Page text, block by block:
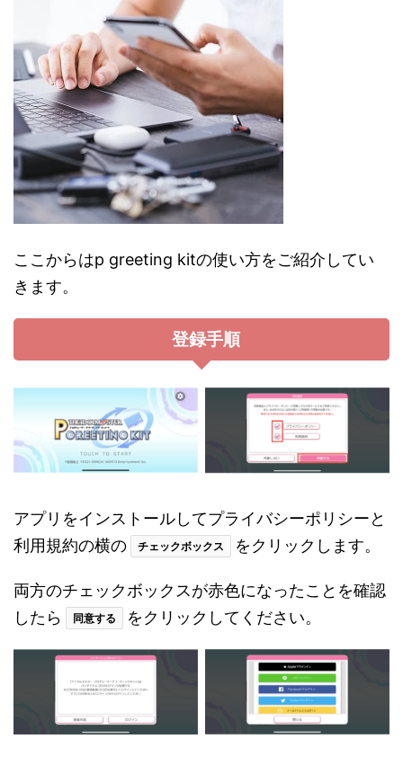
ここからはp greeting kitの使い方をご紹介してい
きます。
登録手順
アプリをインストールしてプライバシーポリシーと
利用規約の横の
チェックボックス をクリックします。
両方のチェックボックスが赤色になったことを確認
したら
同意する をクリックしてください。